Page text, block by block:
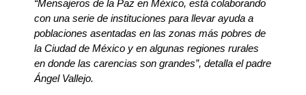
“Mensajeros de la Paz en México, está colaborando
con una serie de instituciones para llevar ayuda a
poblaciones asentadas en las zonas más pobres de
la Ciudad de México y en algunas regiones rurales
en donde las carencias son grandes”, detalla el padre
Ángel Vallejo.